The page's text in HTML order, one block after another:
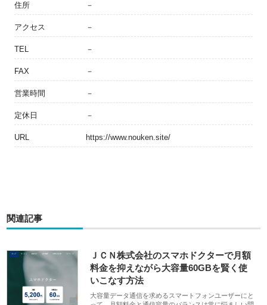
住所 －
アクセス －
TEL －
FAX －
営業時間 －
定休日 －
URL https://www.nouken.site/
関連記事
ＪＣＮ株式会社のスマホドクターで月額
料金を抑えながら大容量60GBを賢く使
いこなす方法
大容量データ通信を求めるスマートフォンユーザーにと